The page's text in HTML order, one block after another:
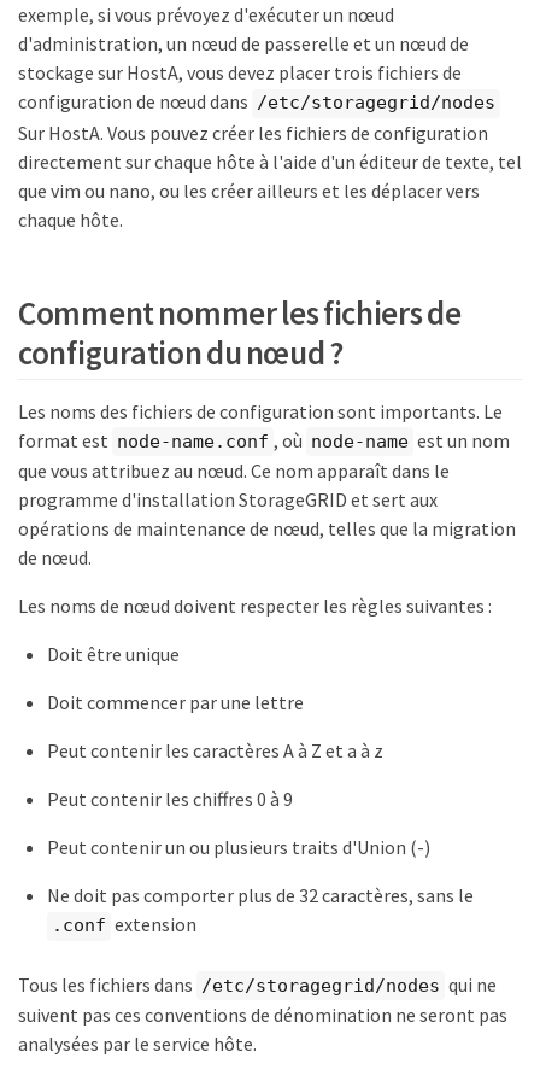
exemple, si vous prévoyez d'exécuter un nœud
d'administration, un nœud de passerelle et un nœud de
stockage sur HostA, vous devez placer trois fichiers de
configuration de nœud dans /etc/storagegrid/nodes
Sur HostA. Vous pouvez créer les fichiers de configuration
directement sur chaque hôte à l'aide d'un éditeur de texte, tel
que vim ou nano, ou les créer ailleurs et les déplacer vers
chaque hôte.
Comment nommer les fichiers de
configuration du nœud ?
Les noms des fichiers de configuration sont importants. Le
format est node-name.conf , où node-name est un nom
que vous attribuez au nœud. Ce nom apparaît dans le
programme d'installation StorageGRID et sert aux
opérations de maintenance de nœud, telles que la migration
de nœud.
Les noms de nœud doivent respecter les règles suivantes :
Doit être unique
Doit commencer par une lettre
Peut contenir les caractères A à Z et a à z
Peut contenir les chiffres 0 à 9
Peut contenir un ou plusieurs traits d'Union (-)
Ne doit pas comporter plus de 32 caractères, sans le
.conf extension
Tous les fichiers dans /etc/storagegrid/nodes qui ne
suivent pas ces conventions de dénomination ne seront pas
analysées par le service hôte.